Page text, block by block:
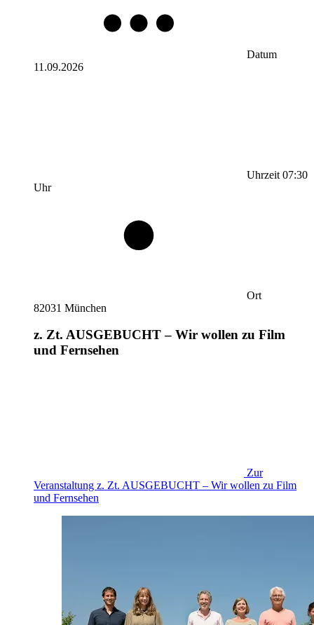
Datum
11.09.2026
Uhrzeit 07:30
Uhr
Ort
82031 München
z. Zt. AUSGEBUCHT – Wir wollen zu Film
und Fernsehen
Zur
Veranstaltung z. Zt. AUSGEBUCHT – Wir wollen zu Film
und Fernsehen